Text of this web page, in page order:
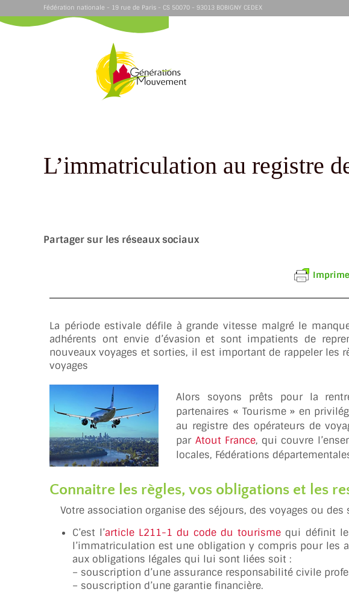
Fédération nationale - 19 rue de Paris - CS 50070 - 93013 BOBIGNY CEDEX
L’immatriculation au registre
Partager sur les réseaux sociaux
La période estivale défile à grande vitesse malgré le
adhérents ont envie d’évasion et sont impatients de
nouveaux voyages et sorties, il est important de rappeler les
voyages
Alors soyons prêts pour la
partenaires « Tourisme » en
au registre des opérateurs de
par Atout France, qui couvre
locales, Fédérations
Connaitre les règles, vos obligations et les
Votre association organise des séjours, des voyages ou
C’est l’article L211-1 du code du tourisme qui définit
l’immatriculation est une obligation y compris pour les
aux obligations légales qui lui sont liées soit :
– souscription d’une assurance responsabilité civile
– souscription d’une garantie financière.